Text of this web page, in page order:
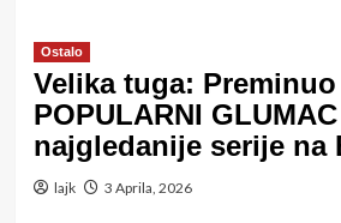
Ostalo
Velika tuga: Preminuo
POPULARNI
najgledanije serije na
lajk 3 Aprila, 2026